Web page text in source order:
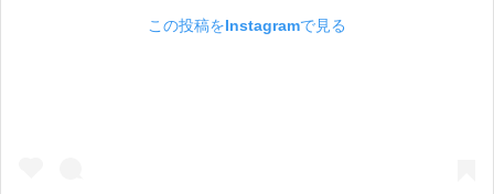
この投稿をInstagramで見る